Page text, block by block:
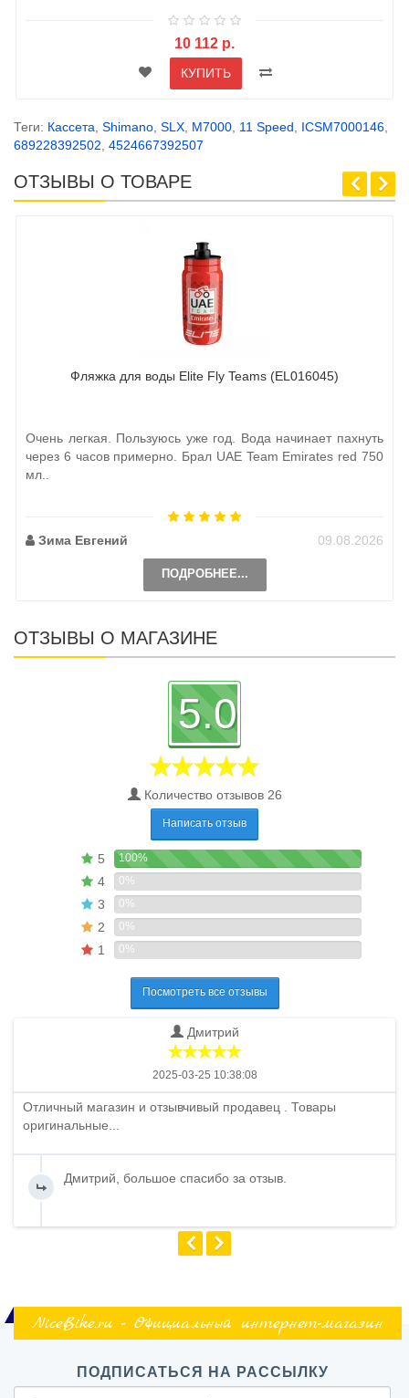
10 112 р.
КУПИТЬ
Теги: Кассета Shimano SLX M7000 11 Speed ICSM7000146
689228392502 4524667392507
ОТЗЫВЫ О ТОВАРЕ
Фляжка для воды Elite Fly Teams (EL016045)
Очень легкая. Пользуюсь уже год. Вода начинает пахнуть
через 6 часов примерно. Брал UAE Team Emirates red 750
мл..
Зима Евгений 09.08.2026
ПОДРОБНЕЕ...
ОТЗЫВЫ О МАГАЗИНЕ
5.0
Количество отзывов 26
Написать отзыв
5 100%
4 0%
3 0%
2 0%
1 0%
Посмотреть все отзывы
Дмитрий
2025-03-25 10:38:08
Отличный магазин и отзывчивый продавец . Товары
оригинальные...
Дмитрий, большое спасибо за отзыв.
NiceBike.ru - Официальный интернет-магазин
ПОДПИСАТЬСЯ НА РАССЫЛКУ